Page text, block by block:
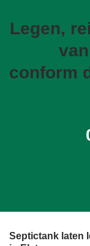
Legen,
conform
Septictank laten